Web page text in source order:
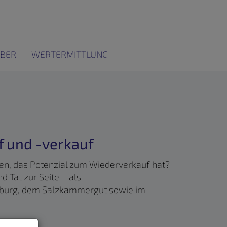
WERTERMITTLUNG
und -verkauf
das Potenzial zum Wiederverkauf hat?
Tat zur Seite – als
dem Salzkammergut sowie im